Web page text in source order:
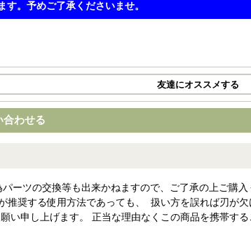
。予めご了承くださいませ。
友達にオススメする
合わせる
ーツの交換等も出来かねますので、ご了承の上ご購
奨する使用方法であっても、 扱い方を誤れば刃が
申し上げます。 正当な理由なくこの商品を携帯す